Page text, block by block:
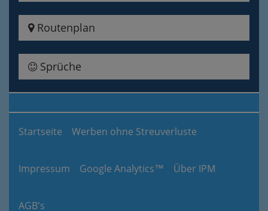
Routenplan
Sprüche
Startseite Werben ohne Streuverluste
Impressum Google Analytics™ Über IPM
AGB's